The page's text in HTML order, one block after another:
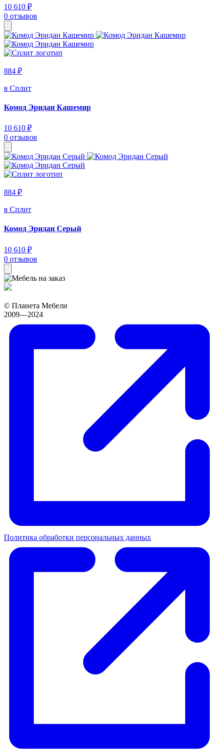
10 610 ₽
0 отзывов
884 ₽
в Сплит
Комод Эридан Кашемир
10 610 ₽
0 отзывов
884 ₽
в Сплит
Комод Эридан Серый
10 610 ₽
0 отзывов
© Планета Мебели
2009—2024
Политика обработки персональных данных